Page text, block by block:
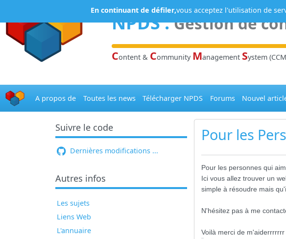
NPDS:Gestion de
Content & Community Management System
A propos de Toutes les news Télécharger NPDS Forums Nouvel
Suivre le code
Dernières modifications ...
Autres infos
Les sujets
Liens Web
L'annuaire
Pour les
Pour les personnes qui
Ici vous allez trouver un
simple à résoudre mais
N'hésitez pas à me
Voilà merci de m'aiderrrrrrr
En continuant de défiler,vous acceptez l'utilisation de